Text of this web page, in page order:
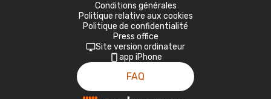
Conditions générales
Politique relative aux cookies
Politique de confidentialité
Press office
Site version ordinateur
app iPhone
FAQ